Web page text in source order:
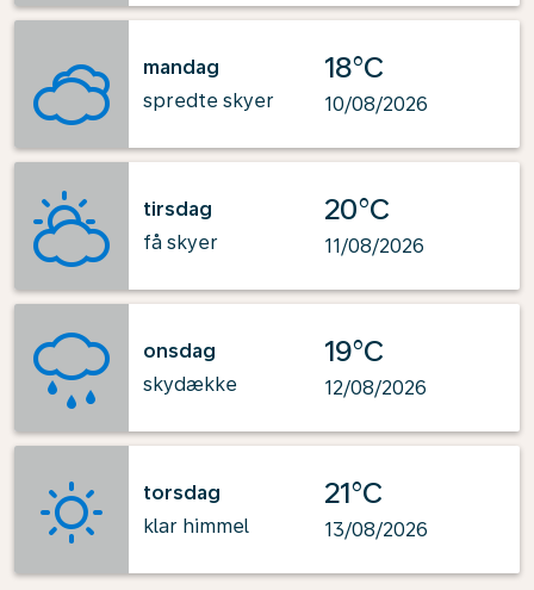
mandag
spredte skyer
18°C
10/08/2026
tirsdag
få skyer
20°C
11/08/2026
onsdag
skydække
19°C
12/08/2026
torsdag
klar himmel
21°C
13/08/2026